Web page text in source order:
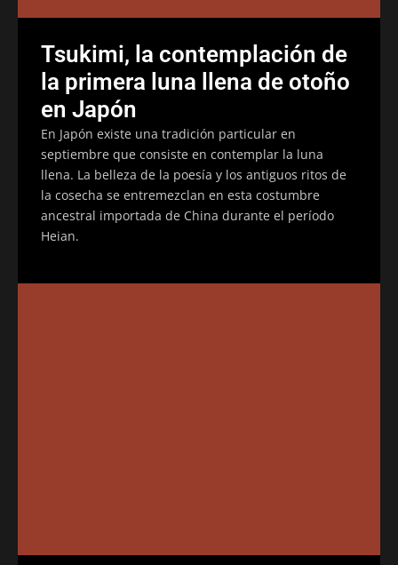
Tsukimi, la contemplación de
la primera luna llena de otoño
en Japón
En Japón existe una tradición particular en
septiembre que consiste en contemplar la luna
llena. La belleza de la poesía y los antiguos ritos de
la cosecha se entremezclan en esta costumbre
ancestral importada de China durante el período
Heian.